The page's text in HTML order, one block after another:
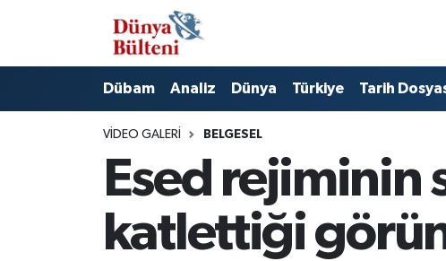
Dübam Analiz Dünya Türkiye Tarih
VIDEO GALERI BELGESEL
Esed rejiminin
katlettiği
Nöbetçi Eczaneler
Hava Durumu
Namaz Vakitleri
Süper Lig Puan Durumu ve Fikstür